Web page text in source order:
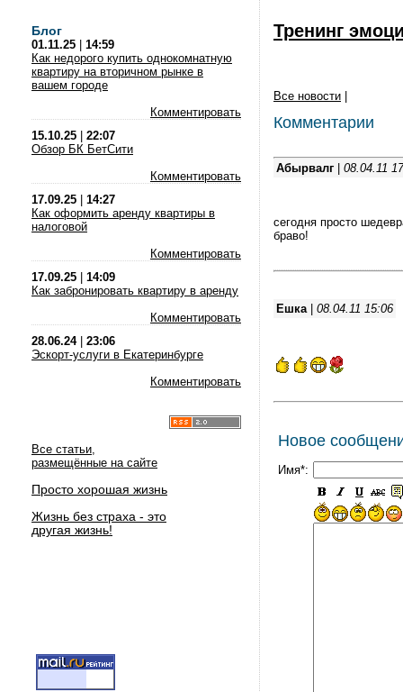
Блог
01.11.25
14:59
Как недорого купить однокомнатную
квартиру на вторичном рынке в
вашем городе
Комментировать
15.10.25
22:07
Обзор БК БетСити
Комментировать
17.09.25
14:27
Как оформить аренду квартиры в
налоговой
Комментировать
17.09.25
14:09
Как забронировать квартиру в аренду
Комментировать
28.06.24| 23:06
Эскорт-услуги в Екатеринбурге
Комментировать
Все статьи,
размещённые на сайте
Просто хорошая жизнь
Жизнь без страха - это
другая жизнь!
Тренинг
Все новости
Комментарии
Абырвалг 08.04.11
сегодня просто
браво!
Ешка 08.04.11 15:06
Новое
Имя*: